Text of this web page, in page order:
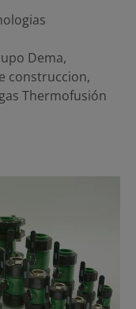
Dema,
construccion,
Thermofusión